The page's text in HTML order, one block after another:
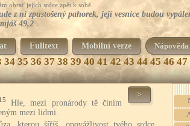
obrať jejich srdce zpět k sobě.
z ní zpustošený pahorek, její vesnice budou
49,2
Fulltext Mobilní verze Nápověda
34 35 36 37 38 39 40 41 42 43 44 45 46 47
>
15
Hle, mezi pronárody tě činím
mezi lidmi.
kterou šíříš, opovážlivost tvého srdce.